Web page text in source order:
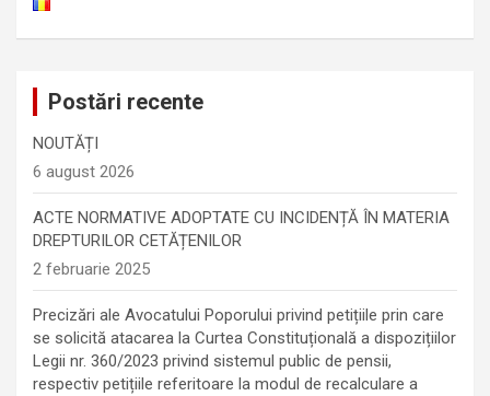
Postări recente
NOUTĂȚI
6 august 2026
ACTE NORMATIVE ADOPTATE CU INCIDENȚĂ ÎN MATERIA
DREPTURILOR CETĂȚENILOR
2 februarie 2025
Precizări ale Avocatului Poporului privind petițiile prin care
se solicită atacarea la Curtea Constituțională a dispozițiilor
Legii nr. 360/2023 privind sistemul public de pensii,
respectiv petițiile referitoare la modul de recalculare a